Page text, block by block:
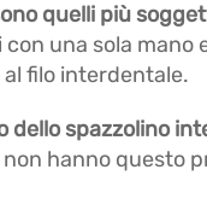
quelli più
una sola
filo interdentale.
dello spazzolino
hanno questo